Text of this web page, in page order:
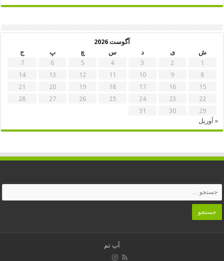
آگوست 2026
ش
ی د س چ پ
ج
1
2
3
4
5
6
7
8
9
10
11
12
13
14
15
16
17
18
19
20
21
22
23
24
25
26
27
28
29
30
31
« آوریل
آپ تم